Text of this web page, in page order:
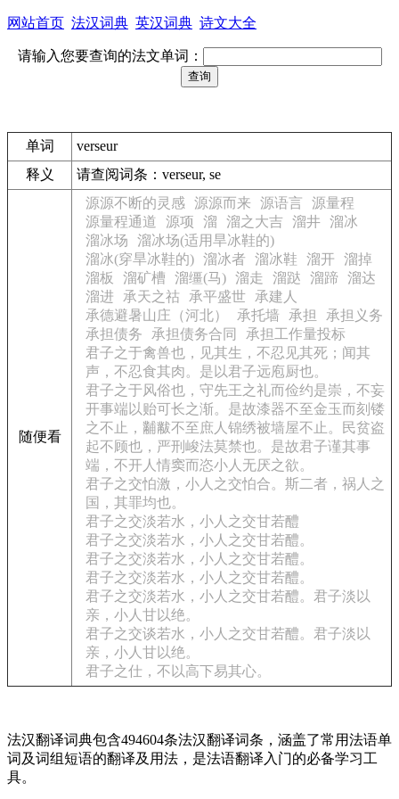
网站首页 法汉词典 英汉词典 诗文大全
请输入您要查询的法文单词：
单词
verseur
释义
请查阅词条：verseur, se
随便看
源源不断的灵感 源源而来 源语言
源量程
源量程通道
源项 溜 溜之大吉 溜井 溜冰
溜冰场
溜冰场(适用旱冰鞋的)
溜冰(穿旱冰鞋的) 溜冰者 溜冰鞋 溜开
溜掉
溜板
溜矿槽 溜缰(马) 溜走 溜跶 溜蹄
溜达
溜进
承天之祜 承平盛世
承建人
承德避暑山庄（河北）
承托墙 承担
承担义务
承担债务
承担债务合同
承担工作量投标
君子之于禽兽也，见其生，不忍见其死；闻其
声，不忍食其肉。是以君子远庖厨也。
君子之于风俗也，守先王之礼而俭约是崇，不妄
开事端以贻可长之渐。是故漆器不至金玉而刻镂
之不止，黼黻不至庶人锦绣被墙屋不止。民贫盗
起不顾也，严刑峻法莫禁也。是故君子谨其事
端，不开人情窦而恣小人无厌之欲。
君子之交怕激，小人之交怕合。斯二者，祸人之
国，其罪均也。
君子之交淡若水，小人之交甘若醴
君子之交淡若水，小人之交甘若醴。
君子之交淡若水，小人之交甘若醴。
君子之交淡若水，小人之交甘若醴。
君子之交淡若水，小人之交甘若醴。君子淡以
亲，小人甘以绝。
君子之交谈若水，小人之交甘若醴。君子淡以
亲，小人甘以绝。
君子之仕，不以高下易其心。
法汉翻译词典包含494604条法汉翻译词条，涵盖了常用法语单
词及词组短语的翻译及用法，是法语翻译入门的必备学习工
具。